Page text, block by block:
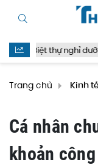
Biệt thự nghỉ dưỡng
Trang chủ Kinh
Cá nhân
khoản